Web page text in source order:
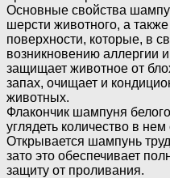
Основные свойства
шерсти животного, а
поверхности, которые, в
возникновению аллергии
защищает животное от
запах, очищает и
животных.
Флакончик шампуня
углядеть количество в
Открывается шампунь
зато это обеспечивает
защиту от проливания.